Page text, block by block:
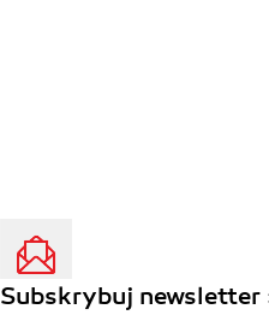
Subskrybuj newsletter